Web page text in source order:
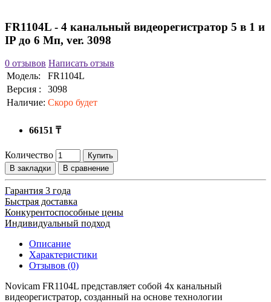
FR1104L - 4 канальный видеорегистратор 5 в 1 и
IP до 6 Мп, ver. 3098
0 отзывов Написать отзыв
Модель:
FR1104L
Версия :
3098
Наличие: Скоро будет
66151 ₸
Количество
Купить
В закладки
В сравнение
Гарантия 3 года
Быстрая доставка
Конкурентоспособные цены
Индивидуальный подход
Описание
Характеристики
Отзывов (0)
Novicam FR1104L представляет собой 4х канальный
видеорегистратор, созданный на основе технологии